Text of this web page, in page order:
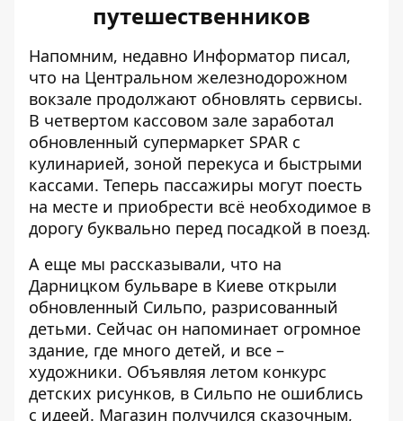
путешественников
Напомним, недавно Информатор писал,
что на Центральном железнодорожном
вокзале продолжают обновлять сервисы.
В четвертом кассовом зале заработал
обновленный супермаркет SPAR с
кулинарией, зоной перекуса и быстрыми
кассами. Теперь пассажиры могут поесть
на месте и приобрести всё необходимое в
дорогу буквально перед посадкой в ​​поезд.
А еще мы рассказывали, что на
Дарницком бульваре в Киеве открыли
обновленный Сильпо, разрисованный
детьми. Сейчас он напоминает огромное
здание, где много детей, и все –
художники. Объявляя летом конкурс
детских рисунков, в Сильпо не ошиблись
с идеей. Магазин получился сказочным,